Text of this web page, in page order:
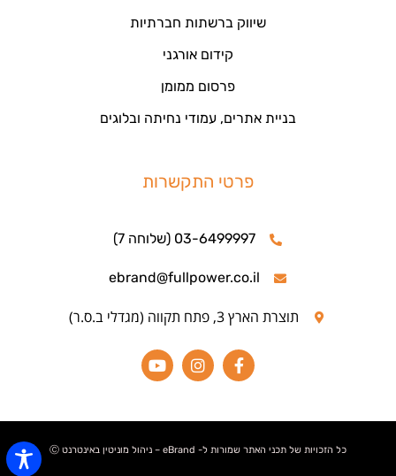
שיווק ברשתות חברתיות
קידום אורגני
פרסום ממומן
בניית אתרים, עמודי נחיתה ובלוגים
פרטי התקשרות
03-6499997 (שלוחה 7)
ebrand@fullpower.co.il
תוצרת הארץ 3, פתח תקווה (מגדלי ב.ס.ר)
כל הזכויות של תכני האתר שמורות ל- eBrand – ניהול מוניטין באינטרנט Ⓒ